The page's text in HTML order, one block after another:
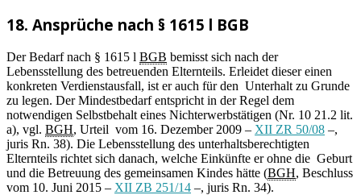
18. Ansprüche nach § 1615 l BGB
Der Bedarf nach § 1615 l BGB bemisst sich nach der
Lebensstellung des betreuenden Elternteils. Erleidet dieser einen
konkreten Verdienstausfall, ist er auch für den Unterhalt zu Grunde
zu legen. Der Mindestbedarf entspricht in der Regel dem
notwendigen Selbstbehalt eines Nichterwerbstätigen (Nr. 10 21.2 lit.
a), vgl. BGH, Urteil vom 16. Dezember 2009 – XII ZR 50/08 –,
juris Rn. 38). Die Lebensstellung des unterhaltsberechtigten
Elternteils richtet sich danach, welche Einkünfte er ohne die Geburt
und die Betreuung des gemeinsamen Kindes hätte (BGH, Beschluss
vom 10. Juni 2015 – XII ZB 251/14 –, juris Rn. 34).